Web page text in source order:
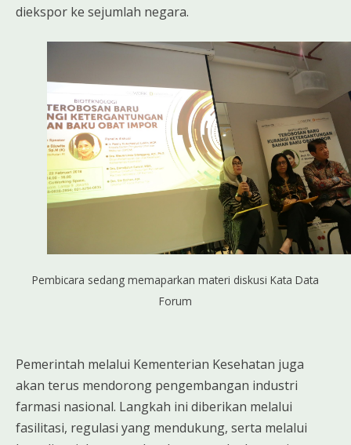
diekspor ke sejumlah negara.
Pembicara sedang memaparkan materi diskusi Kata Data
Forum
Pemerintah melalui Kementerian Kesehatan juga
akan terus mendorong pengembangan industri
farmasi nasional. Langkah ini diberikan melalui
fasilitasi, regulasi yang mendukung, serta melalui